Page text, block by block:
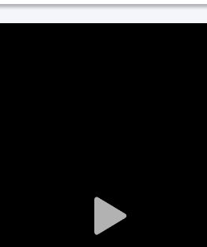
Play